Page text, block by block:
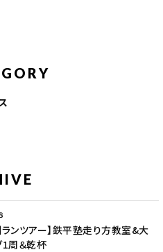
ランツアー】鉄平塾走り方教室&大
1周＆乾杯